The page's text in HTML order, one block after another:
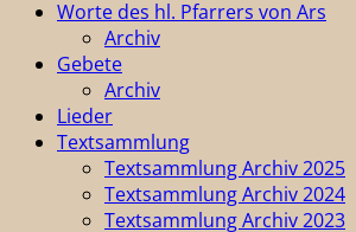
Worte des hl. Pfarrers von Ars
Archiv
Gebete
Archiv
Lieder
Textsammlung
Textsammlung Archiv 2025
Textsammlung Archiv 2024
Textsammlung Archiv 2023